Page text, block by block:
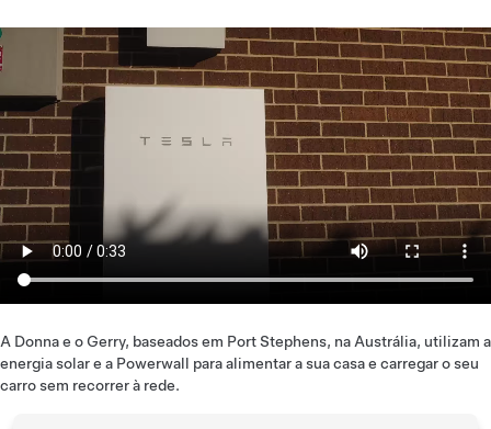
A Donna e o Gerry, baseados em Port Stephens, na Austrália, utilizam a
energia solar e a Powerwall para alimentar a sua casa e carregar o seu
carro sem recorrer à rede.